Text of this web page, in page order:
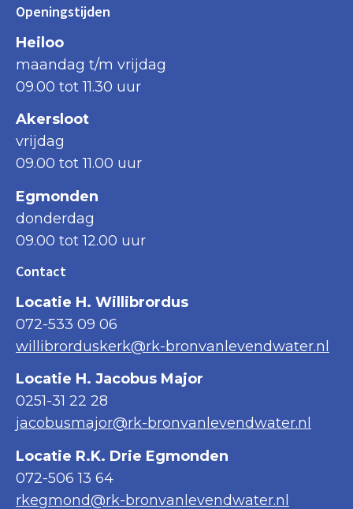
Openingstijden
Heiloo
maandag t/m vrijdag
09.00 tot 11.30 uur
Akersloot
vrijdag
09.00 tot 11.00 uur
Egmonden
donderdag
09.00 tot 12.00 uur
Contact
Locatie H. Willibrordus
072-533 09 06
willibrorduskerk@rk-bronvanlevendwater.nl
Locatie H. Jacobus Major
0251-31 22 28
jacobusmajor@rk-bronvanlevendwater.nl
Locatie R.K. Drie Egmonden
072-506 13 64
rkegmond@rk-bronvanlevendwater.nl